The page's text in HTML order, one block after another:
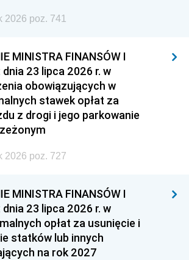
2026 poz. 741
MINISTRA FINANSÓW I
dnia 23 lipca 2026 r. w
obowiązujących w
stawek opłat za
z drogi i jego parkowanie
2026 poz. 727
MINISTRA FINANSÓW I
dnia 23 lipca 2026 r. w
opłat za usunięcie i
statków lub innych
na rok 2027